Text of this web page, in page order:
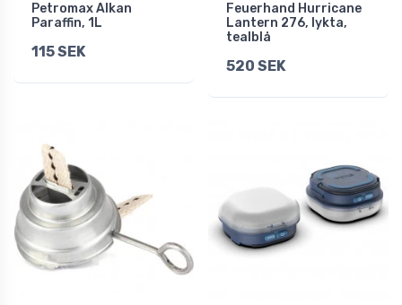
Petromax Alkan
Paraffin, 1L
115 SEK
Feuerhand Hurricane
Lantern 276, lykta,
tealblå
520 SEK